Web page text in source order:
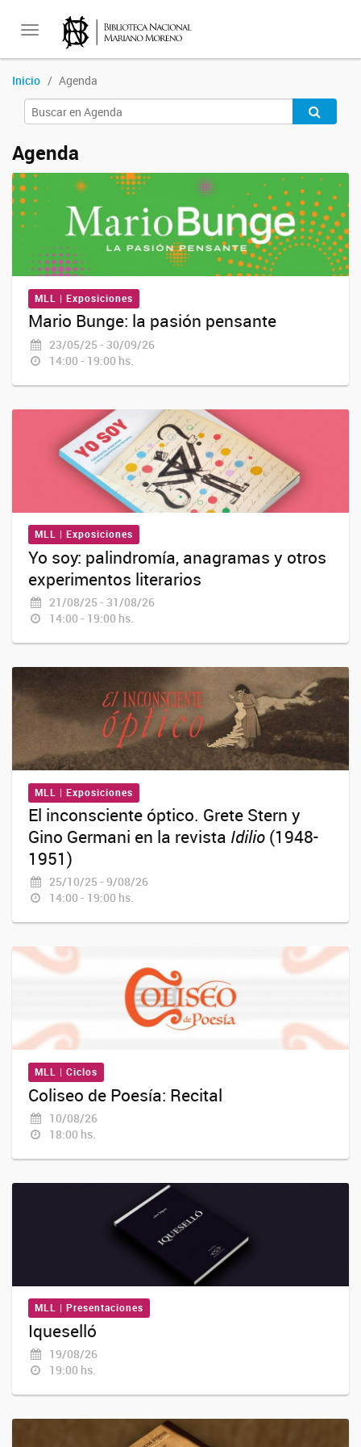
Toggle
navigation
Inicio Agenda
Agenda
MLL | Exposiciones
Mario Bunge: la pasión pensante
23/05/25 - 30/09/26
14:00 - 19:00 hs.
MLL | Exposiciones
Yo soy: palindromía, anagramas y otros
experimentos literarios
21/08/25 - 31/08/26
14:00 - 19:00 hs.
MLL | Exposiciones
El inconsciente óptico. Grete Stern y
Gino Germani en la revista Idilio (1948-
1951)
25/10/25 - 9/08/26
14:00 - 19:00 hs.
MLL | Ciclos
Coliseo de Poesía: Recital
10/08/26
18:00 hs.
MLL | Presentaciones
Iqueselló
19/08/26
19:00 hs.